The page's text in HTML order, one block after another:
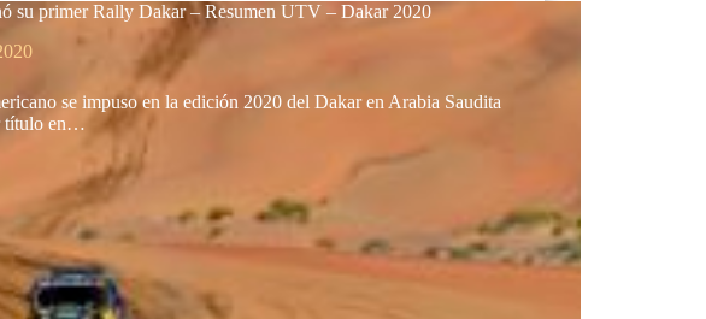
su primer Rally Dakar – Resumen UTV – Dakar 2020
se impuso en la edición 2020 del Dakar en Arabia Saudita
título en…